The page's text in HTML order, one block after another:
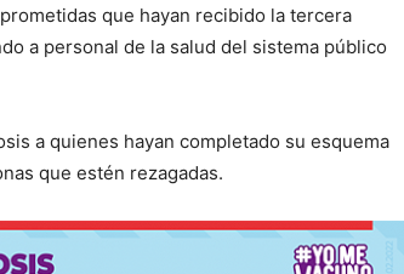
que hayan recibido la tercera
a personal de la salud del sistema público
a quienes hayan completado su esquema
que estén rezagadas.